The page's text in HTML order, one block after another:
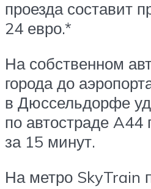
проезда составит
24 евро.*
На собственном
города до
в Дюссельдорфе
по автостраде A44
за 15 минут.
На метро SkyTrain